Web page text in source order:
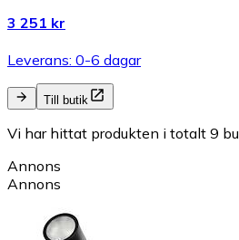
3 251 kr
Leverans: 0-6 dagar
Till butik
Vi har hittat produkten i totalt 9
Annons
Annons